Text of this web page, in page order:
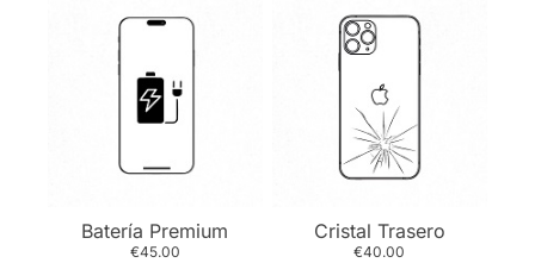
Batería Premium
€45.00
Cristal Trasero
€40.00